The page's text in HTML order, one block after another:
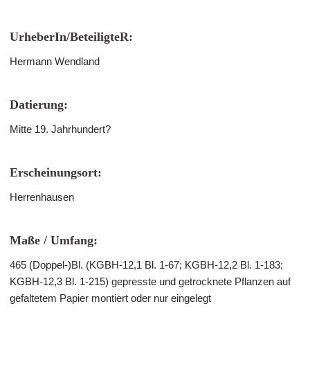
UrheberIn/BeteiligteR:
Hermann Wendland
Datierung:
Mitte 19. Jahrhundert?
Erscheinungsort:
Herrenhausen
Maße / Umfang:
465 (Doppel-)Bl. (KGBH-12,1 Bl. 1-67; KGBH-12,2 Bl. 1-183;
KGBH-12,3 Bl. 1-215) gepresste und getrocknete Pflanzen auf
gefaltetem Papier montiert oder nur eingelegt